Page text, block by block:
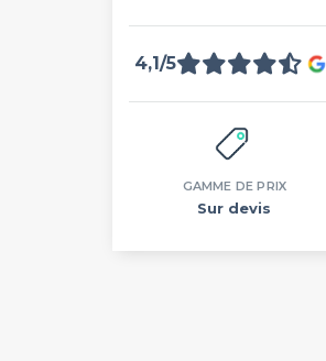
4,1/5
GAMME DE PRIX
Sur devis